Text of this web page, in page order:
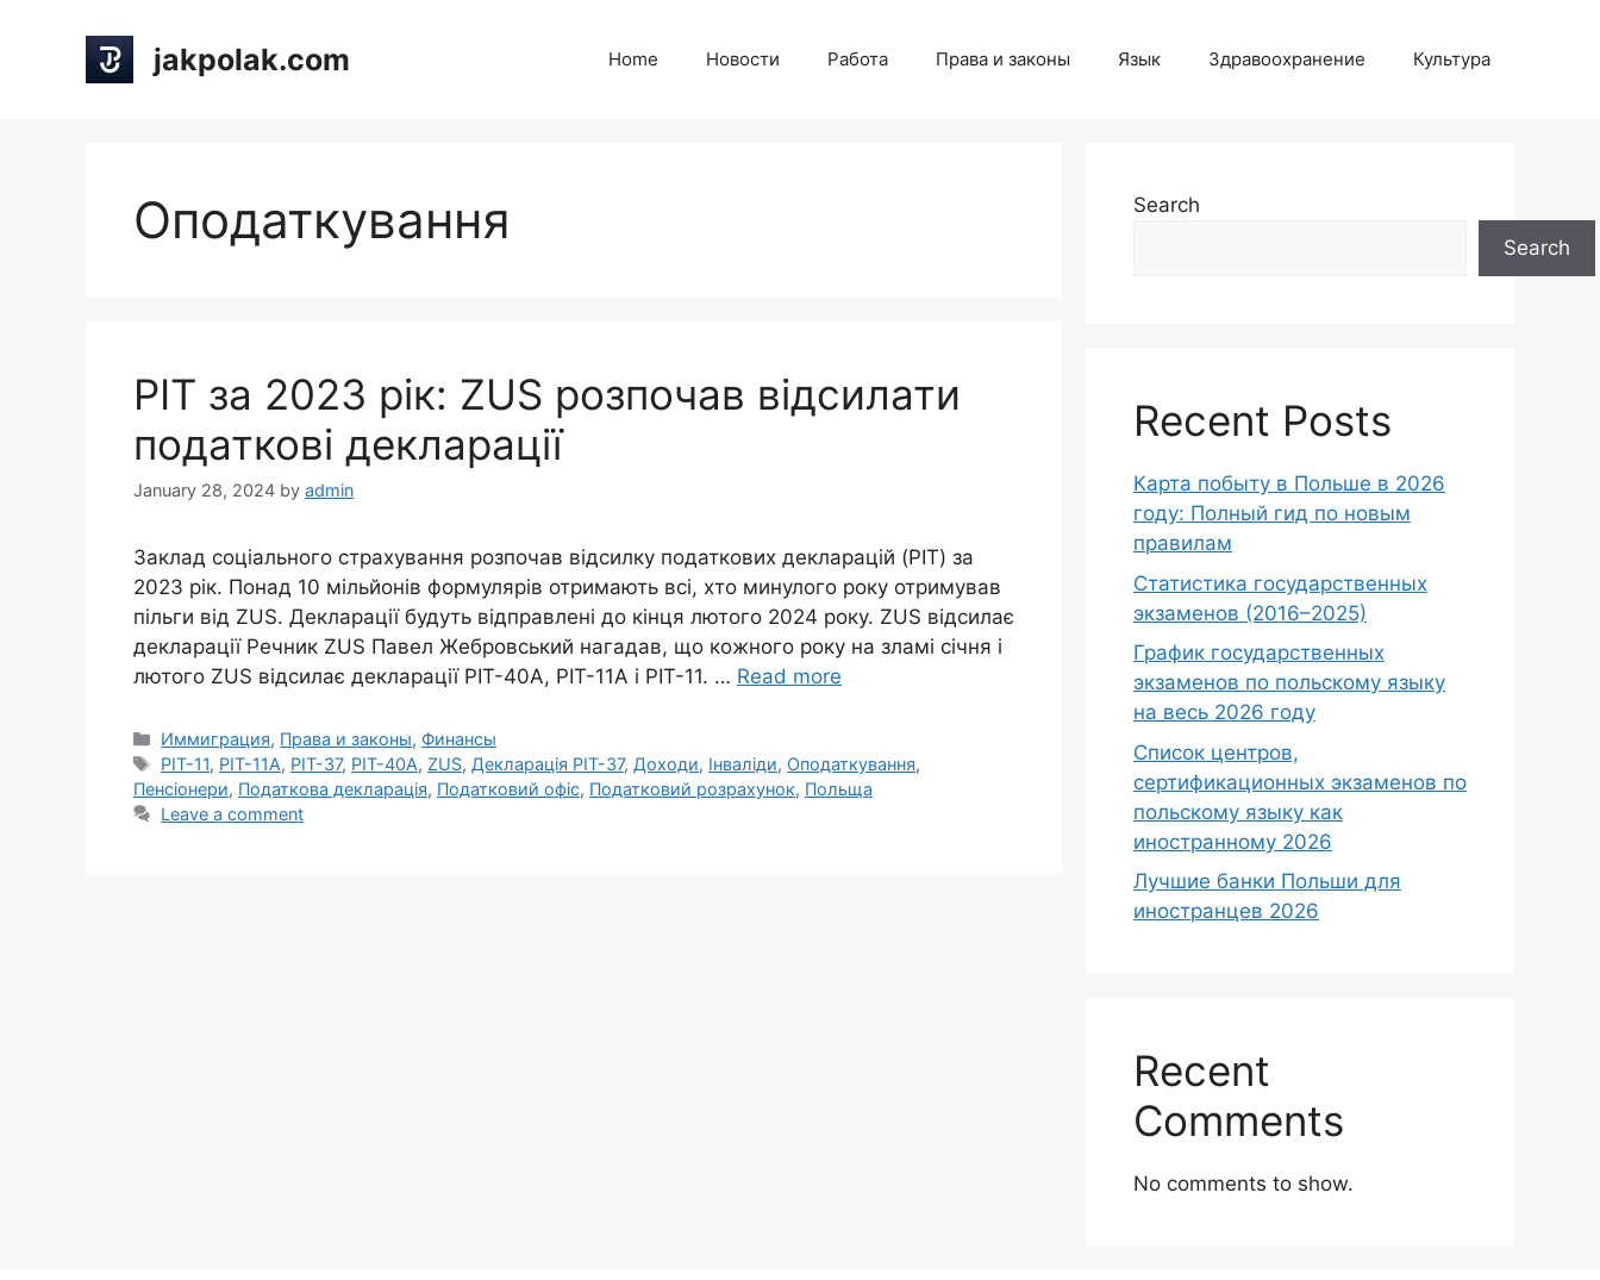
jakpolak.com Home Новости Работа Права и законы Язык Здравоохранение Культура
Оподаткування
PIT за 2023 рік: ZUS розпочав відсилати
податкові декларації
January 28, 2024 by admin
Заклад соціального страхування розпочав відсилку податкових декларацій (PIT) за
2023 рік. Понад 10 мільйонів формулярів отримають всі, хто минулого року отримував
пільги від ZUS. Декларації будуть відправлені до кінця лютого 2024 року. ZUS відсилає
декларації Речник ZUS Павел Жебровський нагадав, що кожного року на зламі січня і
лютого ZUS відсилає декларації PIT-40A, PIT-11A і PIT-11. … Read more
Categories
Иммиграция, Права и законы, Финансы
Tags
PIT-11, PIT-11A, PIT-37, PIT-40A, ZUS, Декларація PIT-37, Доходи, Інваліди, Оподаткування,
Пенсіонери, Податкова декларація, Податковий офіс, Податковий розрахунок, Польща
Leave a comment
Search
Search
Recent Posts
Карта побыту в Польше в 2026
году: Полный гид по новым
правилам
Статистика государственных
экзаменов (2016–2025)
График государственных
экзаменов по польскому языку
на весь 2026 году
Список центров,
сертификационных экзаменов по
польскому языку как
иностранному 2026
Лучшие банки Польши для
иностранцев 2026
Recent
Comments
No comments to show.